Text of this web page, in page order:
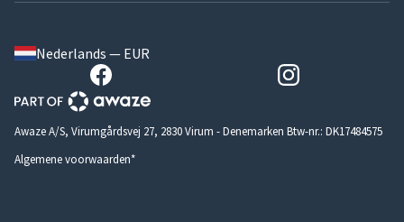
Nederlands — EUR
Awaze A/S, Virumgårdsvej 27, 2830 Virum - Denemarken Btw-nr.: DK17484575
Algemene voorwaarden*